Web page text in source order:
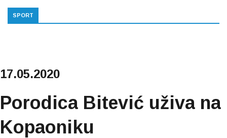
SPORT
17.05.2020
Porodica Bitević uživa na
Kopaoniku